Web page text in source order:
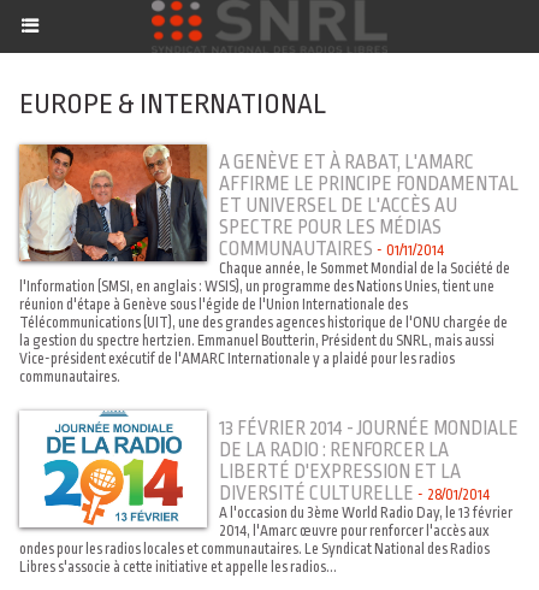
EUROPE & INTERNATIONAL
A GENÈVE ET À RABAT, L'AMARC
AFFIRME LE PRINCIPE FONDAMENTAL
ET UNIVERSEL DE L'ACCÈS AU
SPECTRE POUR LES MÉDIAS
COMMUNAUTAIRES - 01/11/2014
Chaque année, le Sommet Mondial de la Société de
l'Information (SMSI, en anglais : WSIS), un programme des Nations Unies, tient une
réunion d'étape à Genève sous l'égide de l'Union Internationale des
Télécommunications (UIT), une des grandes agences historique de l'ONU chargée de
la gestion du spectre hertzien. Emmanuel Boutterin, Président du SNRL, mais aussi
Vice-président exécutif de l'AMARC Internationale y a plaidé pour les radios
communautaires.
13 FÉVRIER 2014 - JOURNÉE MONDIALE
DE LA RADIO : RENFORCER LA
LIBERTÉ D'EXPRESSION ET LA
DIVERSITÉ CULTURELLE - 28/01/2014
A l'occasion du 3ème World Radio Day, le 13 février
2014, l'Amarc œuvre pour renforcer l'accès aux
ondes pour les radios locales et communautaires. Le Syndicat National des Radios
Libres s'associe à cette initiative et appelle les radios...